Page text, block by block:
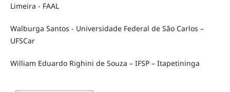
Limeira - FAAL
Walburga Santos - Universidade Federal de São Carlos –
UFSCar
William Eduardo Righini de Souza – IFSP – Itapetininga